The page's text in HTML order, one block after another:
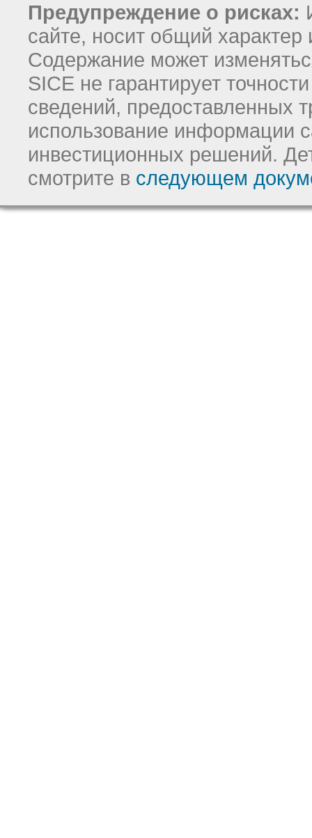
Предупреждение о рисках:
сайте, носит общий
Содержание может
SICE не гарантирует
сведений, предоставленных
использование информации
инвестиционных решений.
смотрите в следующем